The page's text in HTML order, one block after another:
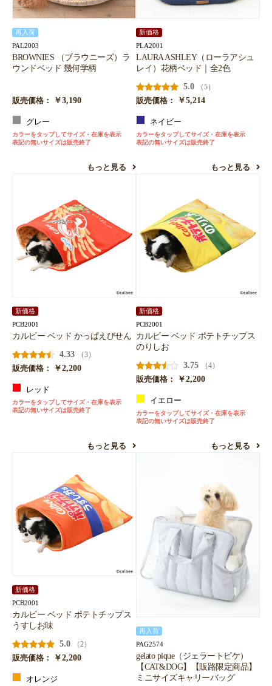
再入荷
PAL2003
BROWNIES （ブラウニーズ）ラ
ウンドベッド 幾何学柄
販売価格： ￥3,190
グレー
カラーをタップしてサイズ・在庫を表示
表記の無いサイズは販売終了
もっと見る
新価格
PLA2001
LAURA ASHLEY（ローラアシュ
レイ）花柄ベッド｜全2色
5.0
（5）
販売価格：
￥5,214
ネイビー
カラーをタップしてサイズ・在庫を表示
表記の無いサイズは販売終了
もっと見る
新価格
PCB2001
カルビー ベッド かっぱえびせん
4.33
（3）
販売価格：
￥2,200
レッド
カラーをタップしてサイズ・在庫を表示
表記の無いサイズは販売終了
もっと見る
新価格
PCB2001
カルビー ベッド ポテトチップス
のりしお
3.75
（4）
販売価格：
￥2,200
イエロー
カラーをタップしてサイズ・在庫を表示
表記の無いサイズは販売終了
もっと見る
新価格
PCB2001
カルビー ベッド ポテトチップス
うすしお味
5.0
（2）
販売価格：
￥2,200
オレンジ
再入荷
PAG2574
gelato pique（ジェラートピケ）
【CAT&DOG】【販路限定商品】
ミニサイズキャリーバッグ